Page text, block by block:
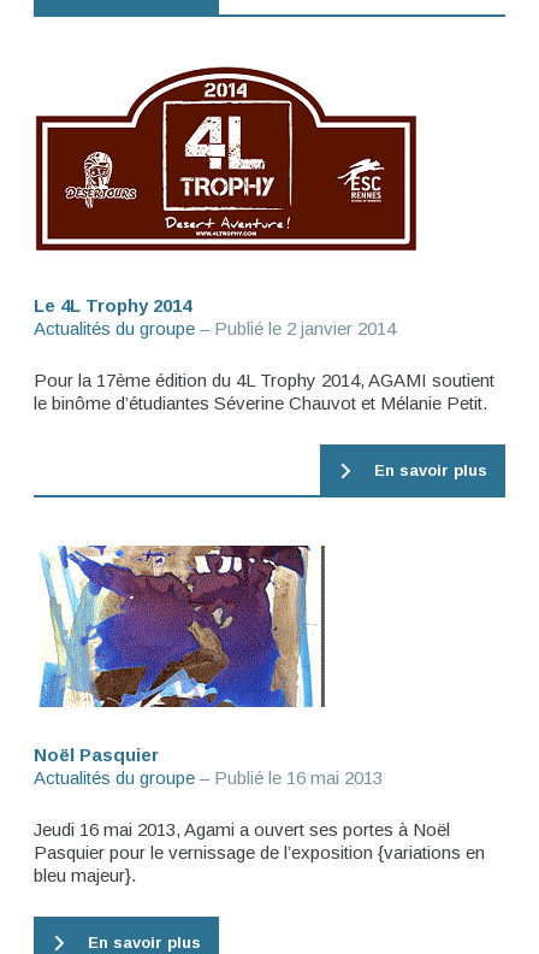
Le 4L Trophy 2014
Actualités du groupe – Publié le 2 janvier 2014
Pour la 17ème édition du 4L Trophy 2014, AGAMI soutient
le binôme d’étudiantes Séverine Chauvot et Mélanie Petit.
En savoir plus
Noël Pasquier
Actualités du groupe – Publié le 16 mai 2013
Jeudi 16 mai 2013, Agami a ouvert ses portes à Noël
Pasquier pour le vernissage de l’exposition {variations en
bleu majeur}.
En savoir plus